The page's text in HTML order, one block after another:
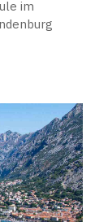
im